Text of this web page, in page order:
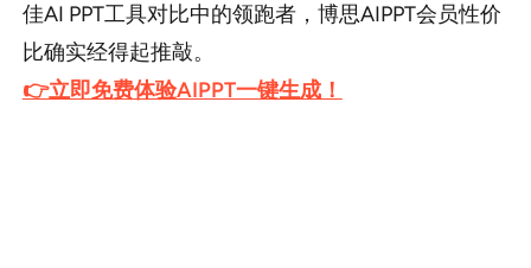
佳AI PPT工具对比中的领跑者，博思AIPPT会员性价
比确实经得起推敲。
👉立即免费体验AIPPT一键生成！